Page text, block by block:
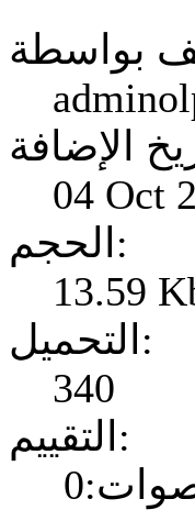
04 Oct
الحجم:
13.59
التحميل:
340
التقييم: